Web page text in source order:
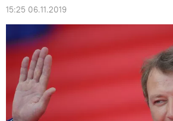
15:25 06.11.2019